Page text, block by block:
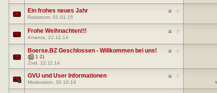
Ein frohes neues Jahr
Raidstorm , 01.01.15
Frohe Weihnachten!!!
Amarna , 22.12.14
Boerse.BZ Geschlossen - Willkommen bei uns!
( 1 2)
Zoid , 12.11.14
GVU und User Informationen
Moderation , 30.10.14